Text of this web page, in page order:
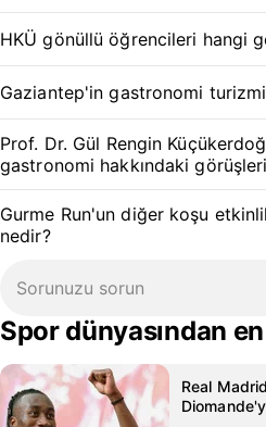
HKÜ gönüllü öğrencileri hangi
Gaziantep'in gastronomi
Prof. Dr. Gül Rengin
gastronomi hakkındaki
Gurme Run'un diğer koşu
nedir?
Spor dünyasından
Real